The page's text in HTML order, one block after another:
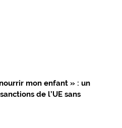
mon enfant » : un
de l’UE sans